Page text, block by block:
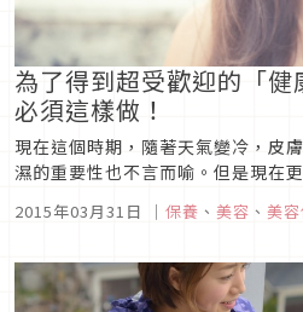
為了得到超受歡迎的「
必須這樣做！
現在這個時期，隨著天氣變冷，皮
濕的重要性也不言而喻。但是現在
機。你也一定想要用光亮透明的肌
成果喔。春天可是邂逅...
2015年03月31日 ｜ 保養 、 美容 、 美